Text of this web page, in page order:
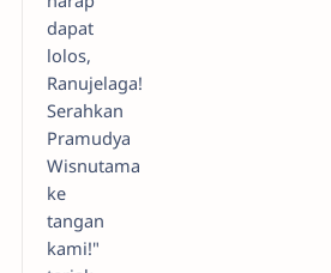
dapat
lolos,
Ranujelaga!
Serahkan
Pramudya
Wisnutama
ke
tangan
kami!"